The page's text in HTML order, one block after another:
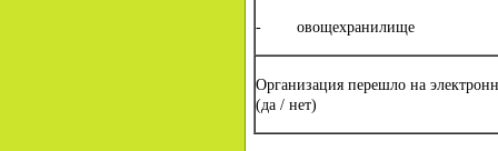
- овощехранилище
Организация перешло на
(да / нет)